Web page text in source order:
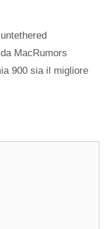
MacRumors
900 sia il migliore